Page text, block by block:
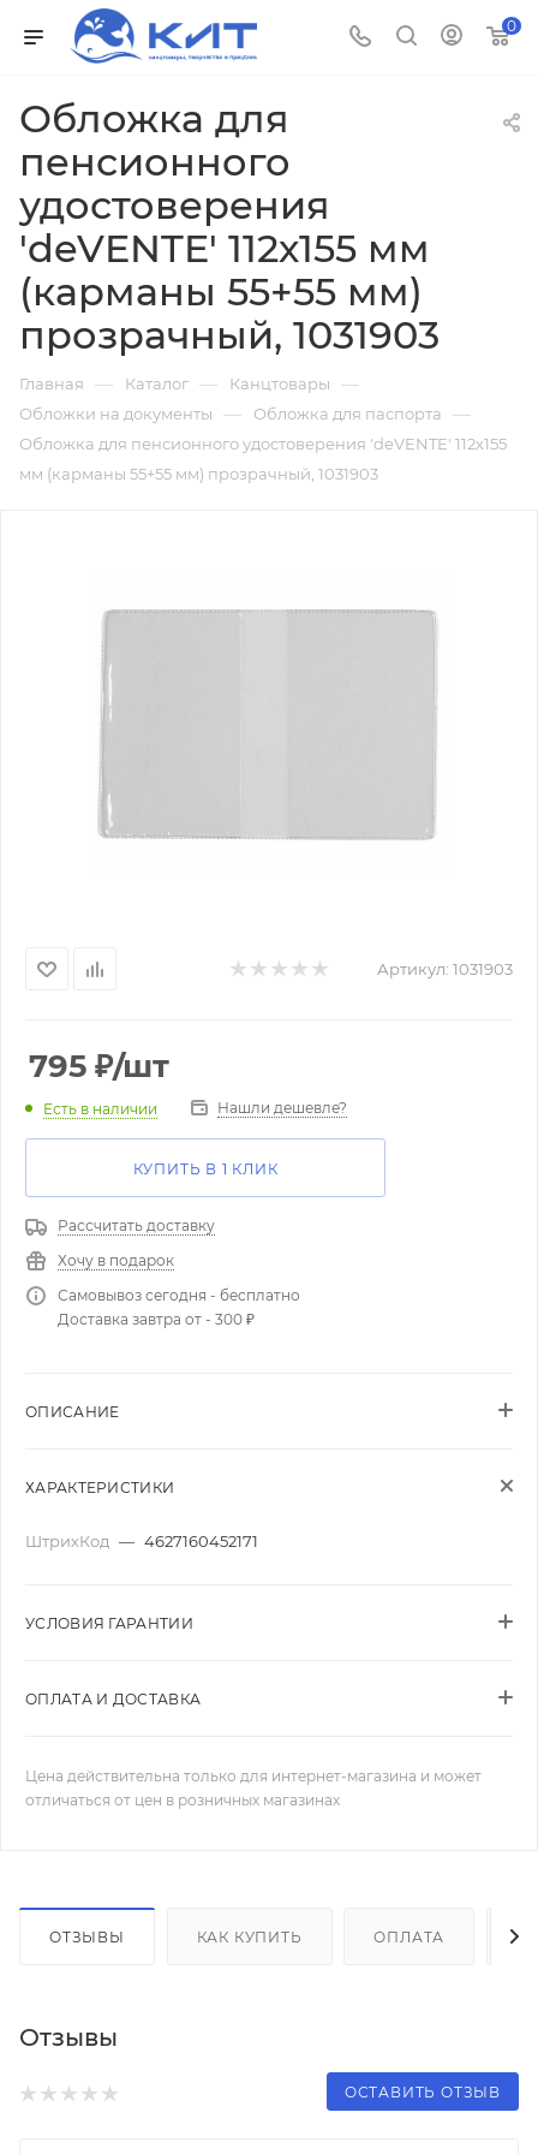
0
Обложка для
пенсионного
удостоверения
'deVENTE' 112х155 мм
(карманы 55+55 мм)
прозрачный, 1031903
Главная — Каталог — Канцтовары —
Обложки на документы — Обложка для паспорта —
Обложка для пенсионного удостоверения 'deVENTE' 112х155
мм (карманы 55+55 мм) прозрачный, 1031903
Артикул: 1031903
795 ₽/шт
Есть в наличии Нашли дешевле?
КУПИТЬ В 1 КЛИК
Рассчитать доставку
Хочу в подарок
Самовывоз сегодня - бесплатно
Доставка завтра от - 300 ₽
ОПИСАНИЕ
ХАРАКТЕРИСТИКИ
ШтрихКод — 4627160452171
УСЛОВИЯ ГАРАНТИИ
ОПЛАТА И ДОСТАВКА
Цена действительна только для интернет-магазина и может
отличаться от цен в розничных магазинах
ОТЗЫВЫ КАК КУПИТЬ ОПЛАТА
Отзывы
ОСТАВИТЬ ОТЗЫВ